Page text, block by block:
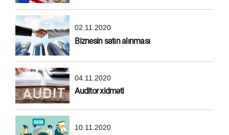
02.11.2020
Biznesin satın alınması
04.11.2020
Auditor xidməti
10.11.2020